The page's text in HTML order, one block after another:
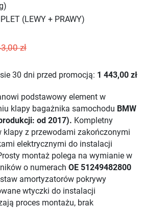
(LEWY + PRAWY)
zł
30 dni przed promocją: 1 443,00 zł
podstawowy element w
klapy bagażnika samochodu BMW
od 2017). Kompletny
z przewodami zakończonymi
elektrycznymi do instalacji
montaż polega na wymianie w
o numerach OE 51249482800
amortyzatorów pokrywy
wtyczki do instalacji
proces montażu, brak